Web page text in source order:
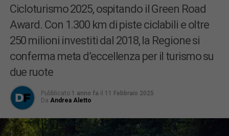
Cicloturismo 2025, ospitando il Green Road
Award. Con 1.300 km di piste ciclabili e oltre
250 milioni investiti dal 2018, la Regione si
conferma meta d’eccellenza per il turismo su
due ruote
Pubblicato 1 anno fa il 11 Febbraio 2025
Da Andrea Aletto